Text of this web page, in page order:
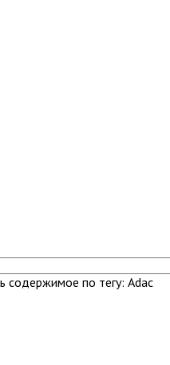
содержимое по тегу: Adac